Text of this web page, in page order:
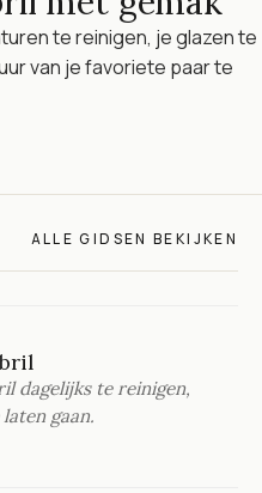
te reinigen, je glazen te
van je favoriete paar te
ALLE GIDSEN BEKIJKEN
dagelijks te reinigen,
gaan.